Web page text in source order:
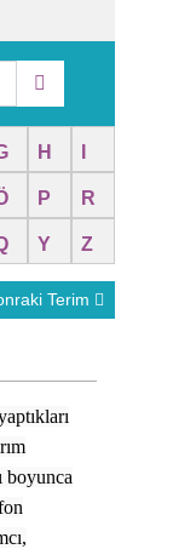
H
P R
Y Z
Terim
boyunca